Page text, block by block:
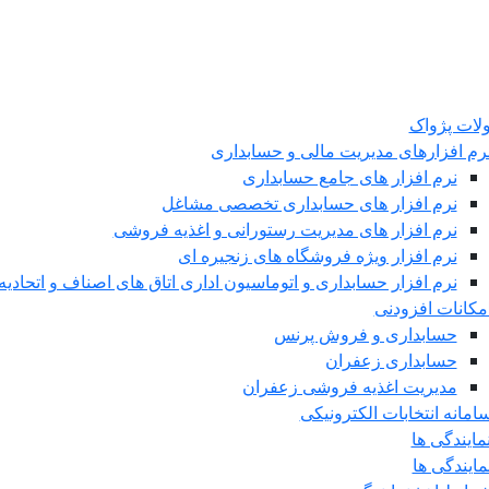
پژواک
افزارهای مدیریت مالی و حسابداری
نرم افزار های جامع حسابداری
نرم افزار های حسابداری تخصصی مشاغل
نرم افزار های مدیریت رستورانی و اغذیه فروشی
نرم افزار ویژه فروشگاه های زنجیره ای
نرم افزار حسابداری و اتوماسیون اداری اتاق های اصناف و
افزودنی
حسابداری و فروش پرنس
حسابداری زعفران
مدیریت اغذیه فروشی زعفران
انتخابات الکترونیکی
ها
ها